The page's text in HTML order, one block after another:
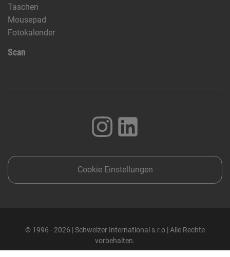
Taschen
Mousepad
Fotokalender
Scan
Cookie Einstellungen
© 1996 - 2026 | Schweizer International s.r.o | Alle Rechte
vorbehalten.